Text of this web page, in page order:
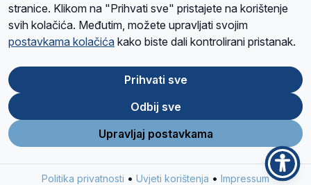
O namaRadio ProgramVolonteriPrijateljiKontaktPravila privatnosti
Ova stranica je zaštićena Google reCAPTCHA sustavom
Store
Google
Play
stranice. Klikom na "Prihvati sve" pristajete na korištenje
svih kolačića. Međutim, možete upravljati svojim
postavkama kolačića kako biste dali kontrolirani pristanak.
Prihvati sve
Odbij sve
Upravljaj postavkama
Politika privatnosti • Uvjeti korištenja • Impressum